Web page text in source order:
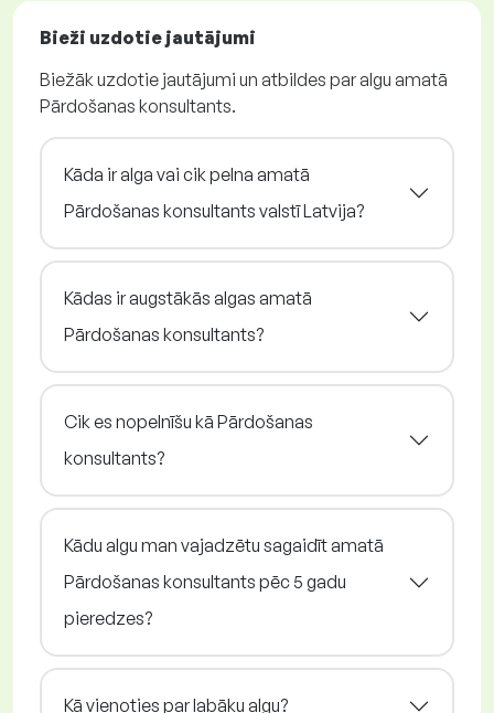
Bieži uzdotie jautājumi
Biežāk uzdotie jautājumi un atbildes par algu amatā
Pārdošanas konsultants.
Kāda ir alga vai cik pelna amatā
Pārdošanas konsultants valstī Latvija?
Kādas ir augstākās algas amatā
Pārdošanas konsultants?
Cik es nopelnīšu kā Pārdošanas
konsultants?
Kādu algu man vajadzētu sagaidīt amatā
Pārdošanas konsultants pēc 5 gadu
pieredzes?
Kā vienoties par labāku algu?